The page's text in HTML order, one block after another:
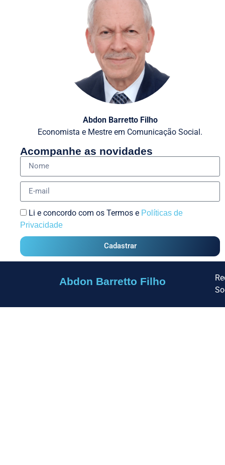
Abdon Barretto Filho
Economista e Mestre em Comunicação Social.
Acompanhe as novidades
Li e concordo com os Termos e Políticas de
Privacidade
Cadastrar
Abdon Barretto Filho